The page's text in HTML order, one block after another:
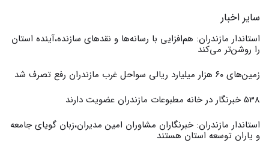
سایر اخبار
استاندار مازندران: هم‌افزایی با رسانه‌ها و نقدهای سازنده،آینده استان
را روشن‌تر می‌کند
زمین‌های ۶۰ هزار میلیارد ریالی سواحل غرب مازندران رفع تصرف شد
538 خبرنگار در خانه مطبوعات مازندران عضویت دارند
استاندار مازندران: خبرنگاران مشاوران امین مدیران،زبان گویای جامعه
و یاران توسعه استان هستند